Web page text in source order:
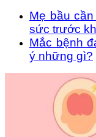
Mẹ bầu
sức trước
Mắc bệnh
ý những gì?